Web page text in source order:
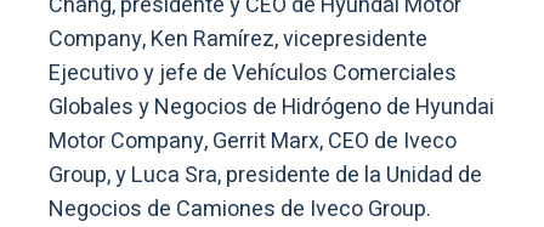
Company, Ken Ramírez, vicepresidente
Ejecutivo y jefe de Vehículos Comerciales
Globales y Negocios de Hidrógeno de Hyundai
Motor Company, Gerrit Marx, CEO de Iveco
Group, y Luca Sra, presidente de la Unidad de
Negocios de Camiones de Iveco Group.